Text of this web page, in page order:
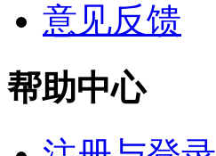
意见反馈
帮助中心